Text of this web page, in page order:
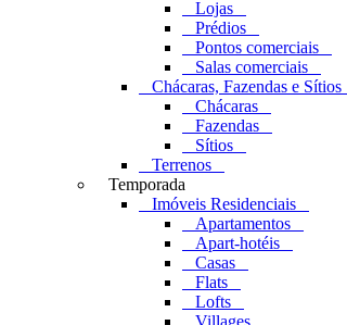
Lojas
Prédios
Pontos comerciais
Salas comerciais
Chácaras, Fazendas e Sítios
Chácaras
Fazendas
Sítios
Terrenos
Temporada
Imóveis Residenciais
Apartamentos
Apart-hotéis
Casas
Flats
Lofts
Villages